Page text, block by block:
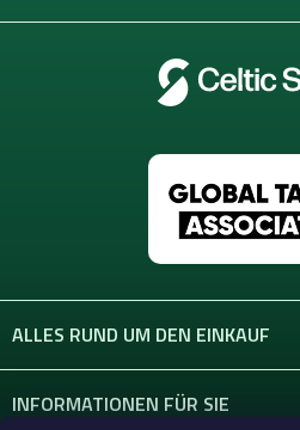
e
r
i
t
e
ALLES RUND UM DEN EINKAUF
INFORMATIONEN FÜR SIE